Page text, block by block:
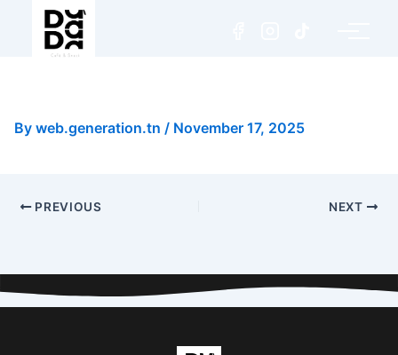
By web.generation.tn / November 17, 2025
PREVIOUS NEXT